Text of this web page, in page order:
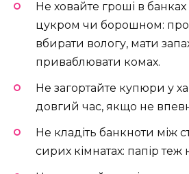
Не ховайте гроші в банках
цукром чи борошном:
вбирати вологу, мати
приваблювати комах.
Не загортайте купюри у
довгий час, якщо не
Не кладіть банкноти між
сирих кімнатах: папір теж